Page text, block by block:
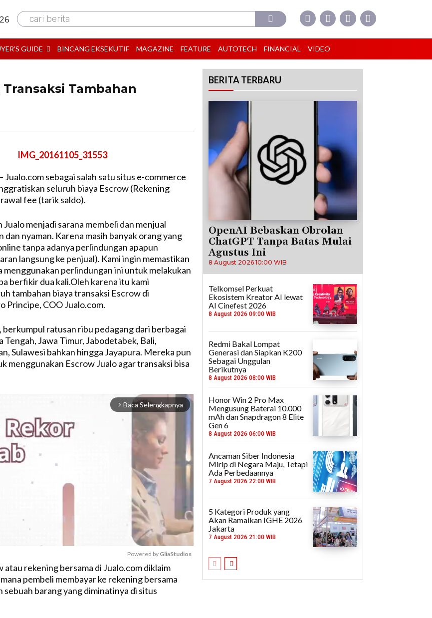
cari berita
GUIDE BINCANG EKSEKUTIF MAGAZINE FEATURE AUTOTECH FINANCIAL VIDEO
Tambahan
Jualo.com sebagai salah satu situs e-commerce
seluruh biaya Escrow (Rekening
fee (tarik saldo).
Jualo menjadi sarana membeli dan menjual
dan nyaman. Karena masih banyak orang yang
tanpa adanya perlindungan apapun
langsung ke penjual). Kami ingin memastikan
menggunakan perlindungan ini untuk melakukan
berfikir dua kali.Oleh karena itu kami
tambahan biaya transaksi Escrow di
Principe, COO Jualo.com.
berkumpul ratusan ribu pedagang dari berbagai
Tengah, Jawa Timur, Jabodetabek, Bali,
Sulawesi bahkan hingga Jayapura. Mereka pun
menggunakan Escrow Jualo agar transaksi bisa
arrow_forward_ios Baca Selengkapnya
M
u
Powered by GliaStudios
atau rekening bersama di Jualo.com diklaim
pembeli membayar ke rekening bersama
sebuah barang yang diminatinya di situs
BERITA TERBARU
OpenAI Bebaskan Obrolan
ChatGPT Tanpa Batas Mulai
Agustus Ini
8 August 2026 10:00 WIB
Telkomsel Perkuat
Ekosistem Kreator AI lewat
AI Cinefest 2026
8 August 2026 09:00 WIB
Redmi Bakal Lompat
Generasi dan Siapkan K200
Sebagai Unggulan
Berikutnya
8 August 2026 08:00 WIB
Honor Win 2 Pro Max
Mengusung Baterai 10.000
mAh dan Snapdragon 8 Elite
Gen 6
8 August 2026 06:00 WIB
Ancaman Siber Indonesia
Mirip di Negara Maju, Tetapi
Ada Perbedaannya
7 August 2026 22:00 WIB
5 Kategori Produk yang
Akan Ramaikan IGHE 2026
Jakarta
7 August 2026 21:00 WIB